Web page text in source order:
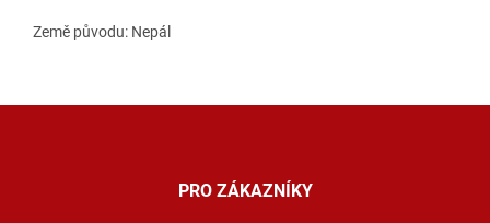
Země původu: Nepál
PRO ZÁKAZNÍKY